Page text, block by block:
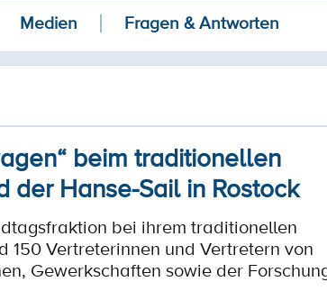
Medien Fragen & Antworten
beim traditionellen
der Hanse-Sail in Rostock
bei ihrem traditionellen
150 Vertreterinnen und Vertretern von
Gewerkschaften sowie der